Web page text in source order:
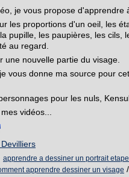
je vous propose d'apprendre
les proportions d'un oeil, les
pupille, les paupières, les cils,
au regard.
une nouvelle partie du visage.
vous donne ma source pour
pour les nuls,
vidéos...
apprendre a dessiner un portrait
apprendre dessiner un visage /